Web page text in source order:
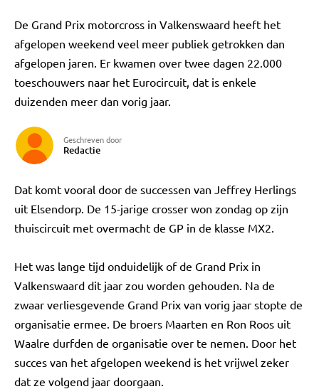
De Grand Prix motorcross in Valkenswaard heeft het
afgelopen weekend veel meer publiek getrokken dan
afgelopen jaren. Er kwamen over twee dagen 22.000
toeschouwers naar het Eurocircuit, dat is enkele
duizenden meer dan vorig jaar.
Geschreven door
Redactie
Dat komt vooral door de successen van Jeffrey Herlings
uit Elsendorp. De 15-jarige crosser won zondag op zijn
thuiscircuit met overmacht de GP in de klasse MX2.
Het was lange tijd onduidelijk of de Grand Prix in
Valkenswaard dit jaar zou worden gehouden. Na de
zwaar verliesgevende Grand Prix van vorig jaar stopte de
organisatie ermee. De broers Maarten en Ron Roos uit
Waalre durfden de organisatie over te nemen. Door het
succes van het afgelopen weekend is het vrijwel zeker
dat ze volgend jaar doorgaan.